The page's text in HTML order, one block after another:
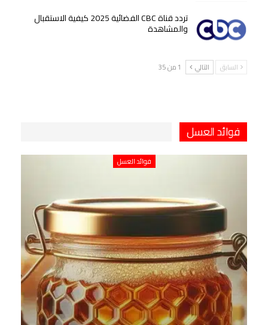
تردد قناة CBC الفضائية 2025 كيفية الاستقبال
والمشاهدة
السابق التالي 1 من 35
فوائد العسل
فوائد العسل